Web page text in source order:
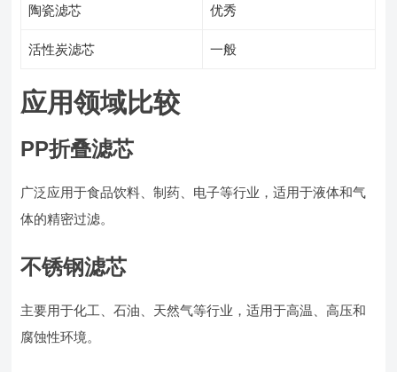
陶瓷滤芯 优秀
活性炭滤芯 一般
应用领域比较
PP折叠滤芯
广泛应用于食品饮料、制药、电子等行业，适用于液体和气
体的精密过滤。
不锈钢滤芯
主要用于化工、石油、天然气等行业，适用于高温、高压和
腐蚀性环境。